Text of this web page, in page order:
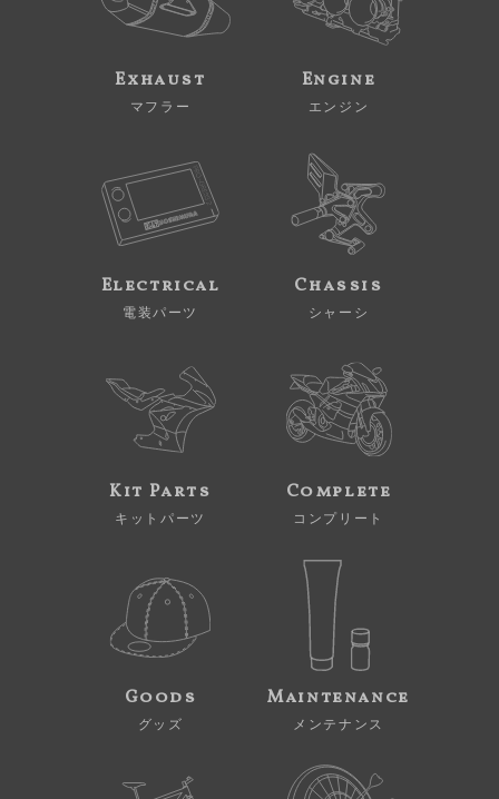
Exhaust
マフラー
Engine
エンジン
Electrical
電装パーツ
Chassis
シャーシ
Kit Parts
キットパーツ
Complete
コンプリート
Goods
グッズ
Maintenance
メンテナンス